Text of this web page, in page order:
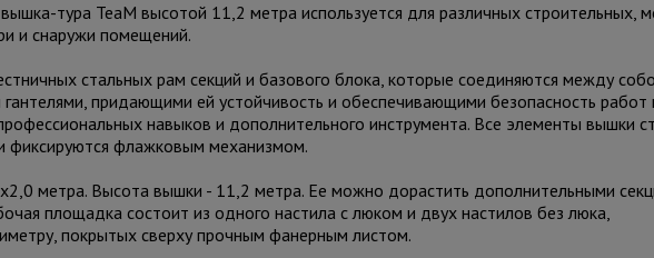
тура TeaM высотой 11,2 метра используется для различных строительных,
и снаружи помещений.
стальных рам секций и базового блока, которые соединяются между
придающими ей устойчивость и обеспечивающими безопасность работ
навыков и дополнительного инструмента. Все элементы вышки
фиксируются флажковым механизмом.
метра. Высота вышки - 11,2 метра. Ее можно дорастить дополнительными
площадка состоит из одного настила с люком и двух настилов без люка,
покрытых сверху прочным фанерным листом.